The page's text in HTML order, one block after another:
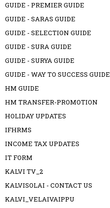
GUIDE - PREMIER GUIDE
GUIDE - SARAS GUIDE
GUIDE - SELECTION GUIDE
GUIDE - SURA GUIDE
GUIDE - SURYA GUIDE
GUIDE - WAY TO SUCCESS GUIDE
HM GUIDE
HM TRANSFER-PROMOTION
HOLIDAY UPDATES
IFHRMS
INCOME TAX UPDATES
IT FORM
KALVI TV_2
KALVISOLAI - CONTACT US
KALVI_VELAIVAIPPU